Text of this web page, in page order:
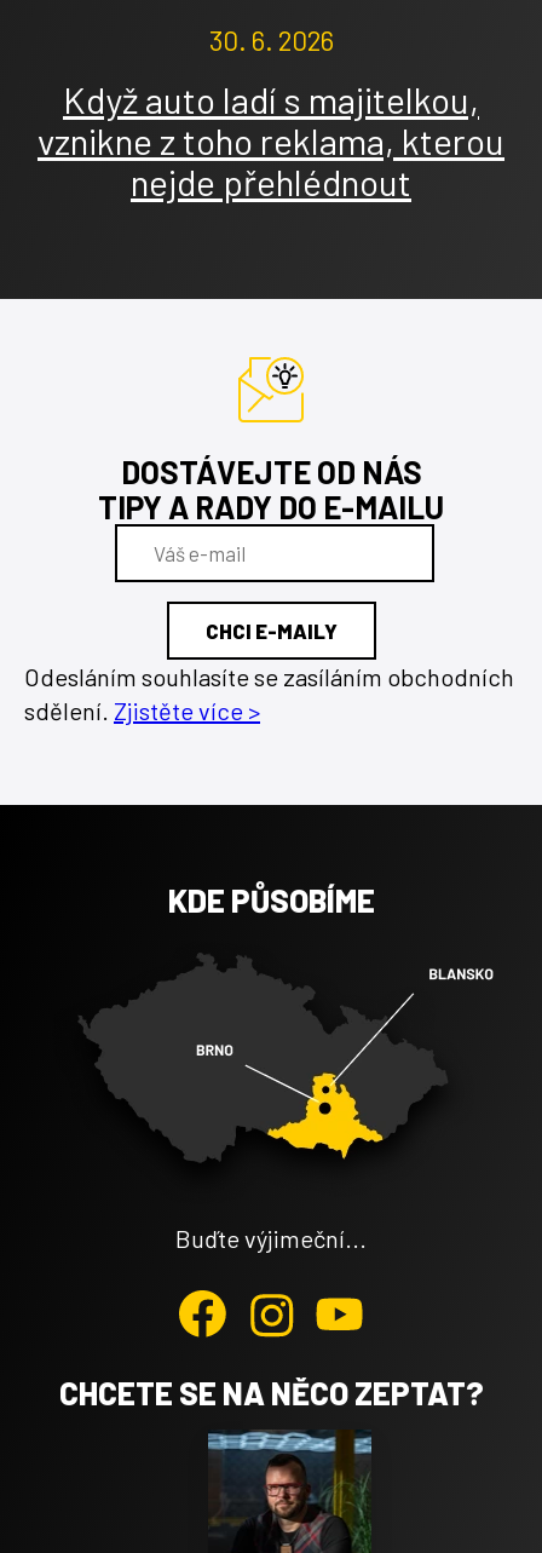
30. 6. 2026
Když auto ladí s majitelkou,
vznikne z toho reklama, kterou
nejde přehlédnout
DOSTÁVEJTE OD NÁS
TIPY A RADY DO E-MAILU
Odesláním souhlasíte se zasíláním obchodních
sdělení. Zjistěte více >
KDE PŮSOBÍME
Buďte výjimeční...
CHCETE SE NA NĚCO ZEPTAT?